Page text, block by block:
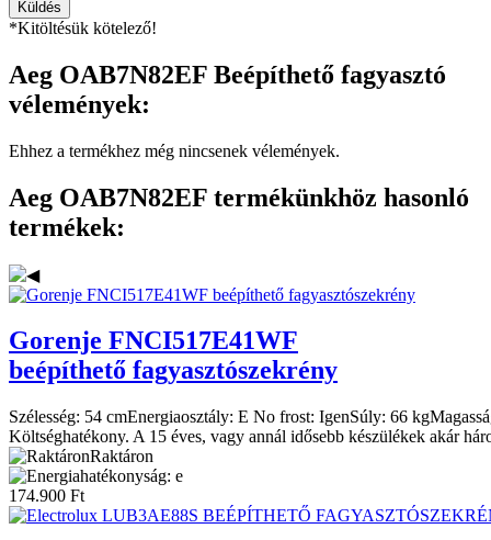
*Kitöltésük kötelező!
Aeg OAB7N82EF Beépíthető fagyasztó
vélemények:
Ehhez a termékhez még nincsenek vélemények.
Aeg OAB7N82EF termékünkhöz hasonló
termékek:
Gorenje FNCI517E41WF
beépíthető fagyasztószekrény
Szélesség: 54 cmEnergiaosztály: E No frost: IgenSúly: 66 kg
Költséghatékony. A 15 éves, vagy annál idősebb készülékek akár
Raktáron
174.900 Ft